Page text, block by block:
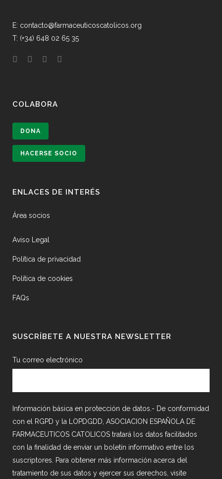
E: contacto@farmaceuticoscatolicos.org
T: (+34) 648 02 65 35
COLABORA
DONA
HACERSE SOCIO
ENLACES DE INTERÉS
Área socios
Aviso Legal
Política de privacidad
Política de cookies
FAQs
SUSCRÍBETE A NUESTRA NEWSLETTER
Tu correo electrónico
Información básica en protección de datos.- De conformidad
con el RGPD y la LOPDGDD, ASOCIACION ESPAÑOLA DE
FARMACEUTICOS CATOLICOS tratará los datos facilitados
con la finalidad de enviar un boletín informativo entre los
suscriptores. Para obtener más información acerca del
tratamiento de sus datos y ejercer sus derechos, visite